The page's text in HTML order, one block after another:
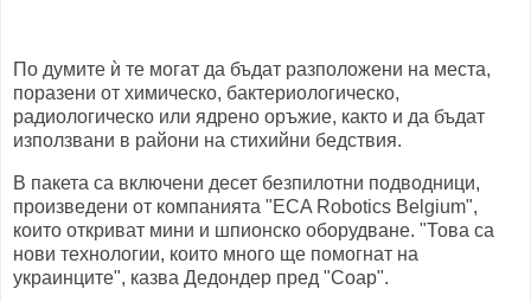
По думите ѝ те могат да бъдат разположени на места,
поразени от химическо, бактериологическо,
радиологическо или ядрено оръжие, както и да бъдат
използвани в райони на стихийни бедствия.
В пакета са включени десет безпилотни подводници,
произведени от компанията "ECA Robotics Belgium",
които откриват мини и шпионско оборудване. "Това са
нови технологии, които много ще помогнат на
украинците", казва Дедондер пред "Соар".